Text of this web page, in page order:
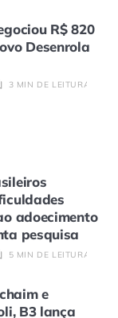
R$ 820
Desenrola
3 MIN DE LEITURA
adoecimento
pesquisa
5 MIN DE LEITURA
e
B3 lança